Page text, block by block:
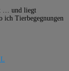
… und liegt
ich Tierbegegnungen